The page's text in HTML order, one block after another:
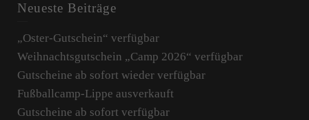
Neueste Beiträge
„Oster-Gutschein“ verfügbar
Weihnachtsgutschein „Camp 2026“ verfügbar
Gutscheine ab sofort wieder verfügbar
Fußballcamp-Lippe ausverkauft
Gutscheine ab sofort verfügbar